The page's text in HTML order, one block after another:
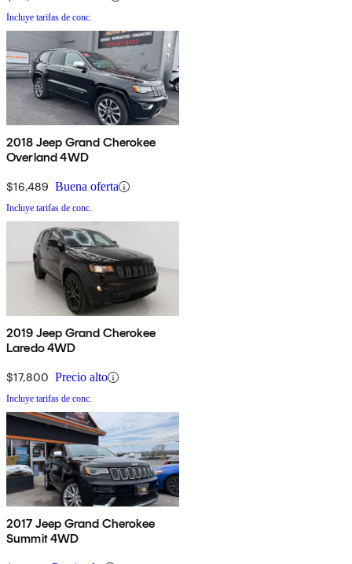
Incluye tarifas de conc.
2018 Jeep Grand Cherokee
Overland 4WD
$16,489 Buena oferta
Incluye tarifas de conc.
2019 Jeep Grand Cherokee
Laredo 4WD
$17,800 Precio alto
Incluye tarifas de conc.
2017 Jeep Grand Cherokee
Summit 4WD